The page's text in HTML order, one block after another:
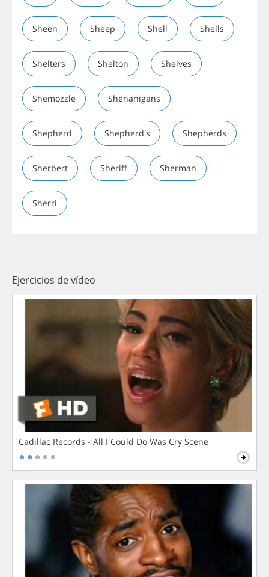
Sheen Sheep Shell Shells
Shelters Shelton Shelves
Shemozzle Shenanigans
Shepherd Shepherd's Shepherds
Sherbert Sheriff Sherman
Sherri
Ejercicios de vídeo
Cadillac Records - All I Could Do Was Cry Scene